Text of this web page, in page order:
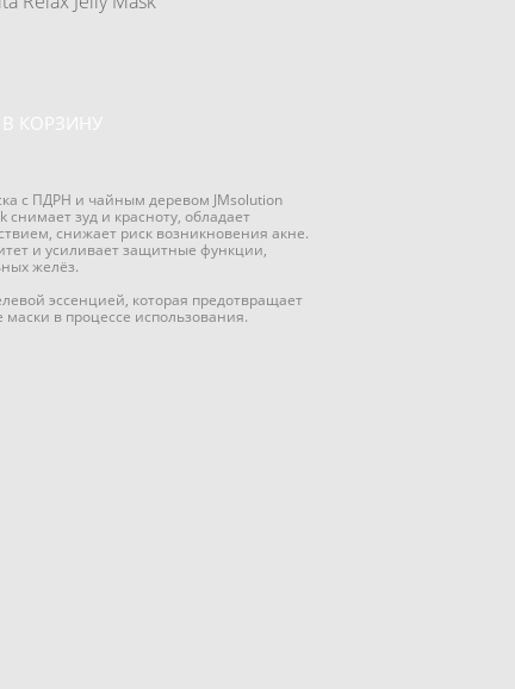
КОРЗИНУ
с ПДРН и чайным деревом JMsolution
снимает зуд и красноту, обладает
снижает риск возникновения акне.
и усиливает защитные функции,
желёз.
эссенцией, которая предотвращает
в процессе использования.